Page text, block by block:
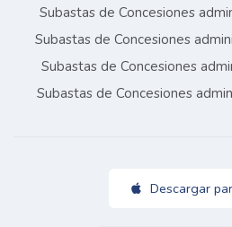
Subastas de Concesiones
Subastas de Concesiones
Subastas de Concesiones
Subastas de Concesiones
Descargar